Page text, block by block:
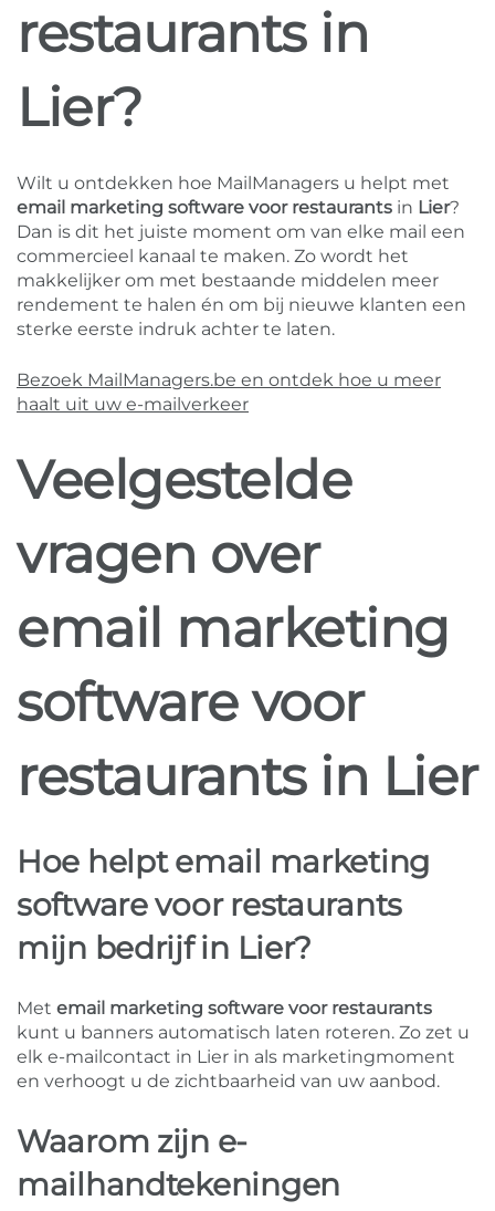
restaurants in
Lier?
Wilt u ontdekken hoe MailManagers u helpt met
email marketing software voor restaurants in Lier?
Dan is dit het juiste moment om van elke mail een
commercieel kanaal te maken. Zo wordt het
makkelijker om met bestaande middelen meer
rendement te halen én om bij nieuwe klanten een
sterke eerste indruk achter te laten.
Bezoek MailManagers.be en ontdek hoe u meer
haalt uit uw e-mailverkeer
Veelgestelde
vragen over
email marketing
software voor
restaurants in Lier
Hoe helpt email marketing
software voor restaurants
mijn bedrijf in Lier?
Met email marketing software voor restaurants
kunt u banners automatisch laten roteren. Zo zet u
elk e-mailcontact in Lier in als marketingmoment
en verhoogt u de zichtbaarheid van uw aanbod.
Waarom zijn e-
mailhandtekeningen